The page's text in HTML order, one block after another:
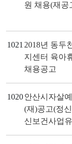
원 채용(재공
1021 2018년 동두
지센터 육아
채용공고
1020안산시자살
(재)공고(정
신보건사업